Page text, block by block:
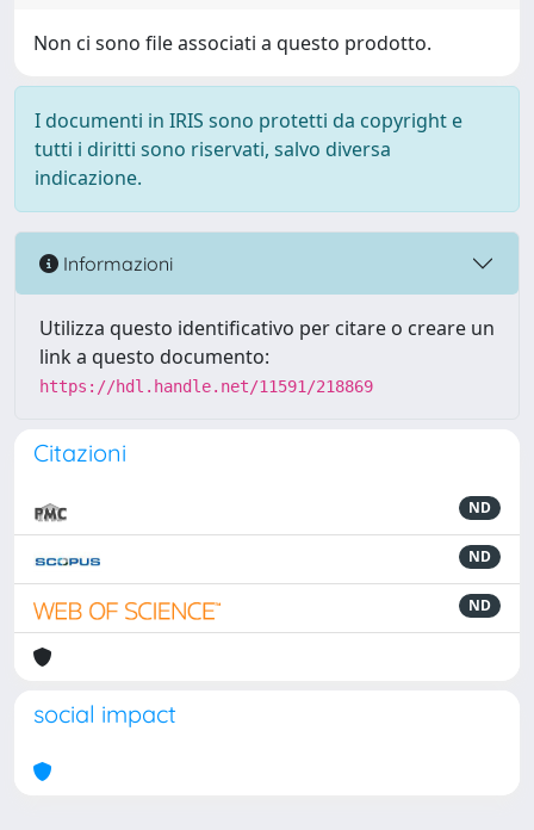
Non ci sono file associati a questo prodotto.
I documenti in IRIS sono protetti da copyright e
tutti i diritti sono riservati, salvo diversa
indicazione.
Informazioni
Utilizza questo identificativo per citare o creare un
link a questo documento:
https://hdl.handle.net/11591/218869
Citazioni
ND
ND
ND
social impact